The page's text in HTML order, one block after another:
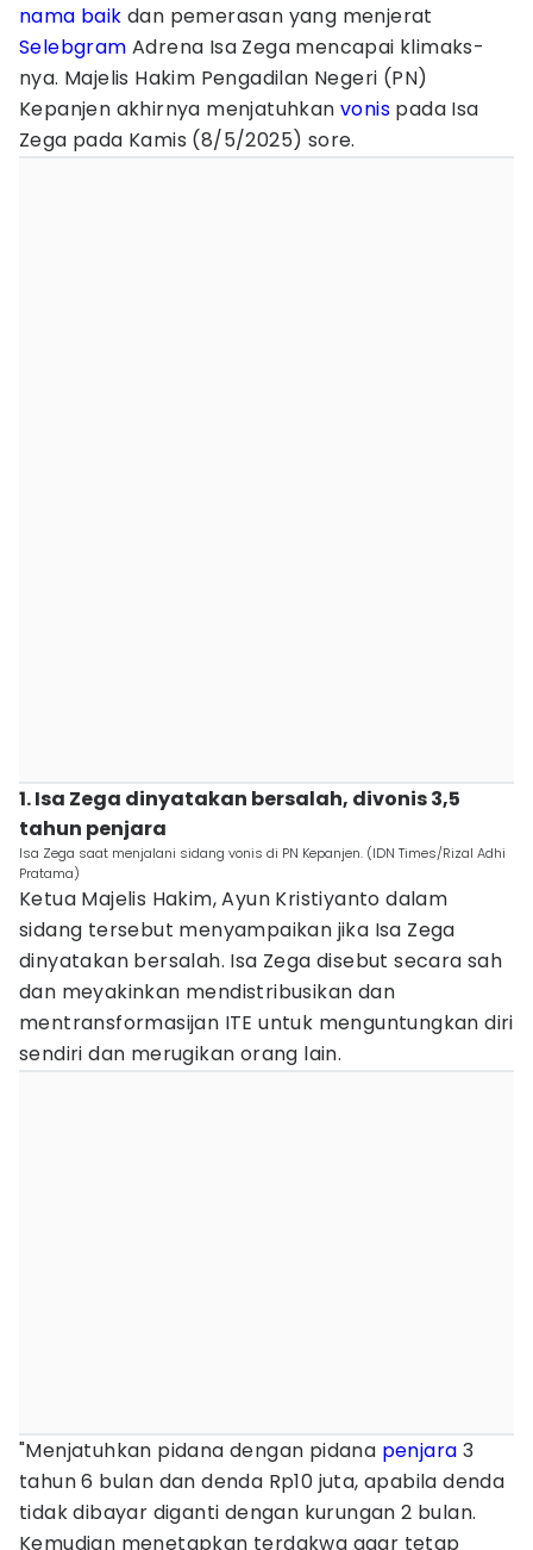
nama baik dan pemerasan yang menjerat
Selebgram Adrena Isa Zega mencapai klimaks-
nya. Majelis Hakim Pengadilan Negeri (PN)
Kepanjen akhirnya menjatuhkan vonis pada Isa
Zega pada Kamis (8/5/2025) sore.
1. Isa Zega dinyatakan bersalah, divonis 3,5
tahun penjara
Isa Zega saat menjalani sidang vonis di PN Kepanjen. (IDN Times/Rizal Adhi
Pratama)
Ketua Majelis Hakim, Ayun Kristiyanto dalam
sidang tersebut menyampaikan jika Isa Zega
dinyatakan bersalah. Isa Zega disebut secara sah
dan meyakinkan mendistribusikan dan
mentransformasijan ITE untuk menguntungkan diri
sendiri dan merugikan orang lain.
"Menjatuhkan pidana dengan pidana penjara 3
tahun 6 bulan dan denda Rp10 juta, apabila denda
tidak dibayar diganti dengan kurungan 2 bulan.
Kemudian menetapkan terdakwa agar tetap